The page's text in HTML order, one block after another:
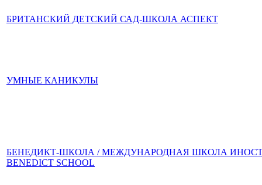
БРИТАНСКИЙ ДЕТСКИЙ САД-ШКОЛА АСПЕКТ
УМНЫЕ КАНИКУЛЫ
БЕНЕДИКТ-ШКОЛА / МЕЖДУНАРОДНАЯ ШКОЛА
BENEDICT SCHOOL